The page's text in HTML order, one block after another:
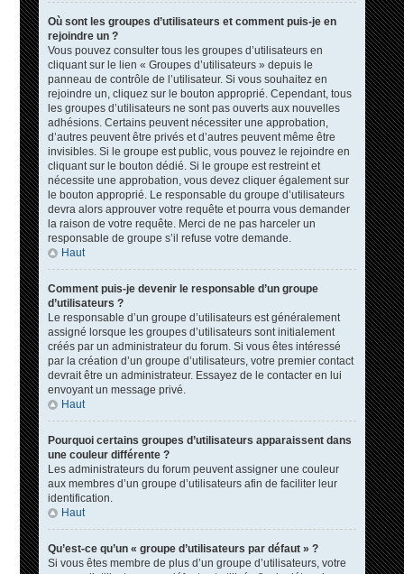
Où sont les groupes d’utilisateurs et comment puis-je en
rejoindre un ?
Vous pouvez consulter tous les groupes d’utilisateurs en
cliquant sur le lien « Groupes d’utilisateurs » depuis le
panneau de contrôle de l’utilisateur. Si vous souhaitez en
rejoindre un, cliquez sur le bouton approprié. Cependant, tous
les groupes d’utilisateurs ne sont pas ouverts aux nouvelles
adhésions. Certains peuvent nécessiter une approbation,
d’autres peuvent être privés et d’autres peuvent même être
invisibles. Si le groupe est public, vous pouvez le rejoindre en
cliquant sur le bouton dédié. Si le groupe est restreint et
nécessite une approbation, vous devez cliquer également sur
le bouton approprié. Le responsable du groupe d’utilisateurs
devra alors approuver votre requête et pourra vous demander
la raison de votre requête. Merci de ne pas harceler un
responsable de groupe s’il refuse votre demande.
Haut
Comment puis-je devenir le responsable d’un groupe
d’utilisateurs ?
Le responsable d’un groupe d’utilisateurs est généralement
assigné lorsque les groupes d’utilisateurs sont initialement
créés par un administrateur du forum. Si vous êtes intéressé
par la création d’un groupe d’utilisateurs, votre premier contact
devrait être un administrateur. Essayez de le contacter en lui
envoyant un message privé.
Haut
Pourquoi certains groupes d’utilisateurs apparaissent dans
une couleur différente ?
Les administrateurs du forum peuvent assigner une couleur
aux membres d’un groupe d’utilisateurs afin de faciliter leur
identification.
Haut
Qu’est-ce qu’un « groupe d’utilisateurs par défaut » ?
Si vous êtes membre de plus d’un groupe d’utilisateurs, votre